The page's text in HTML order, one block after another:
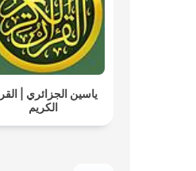
ياسين الجزائري |
الكريم